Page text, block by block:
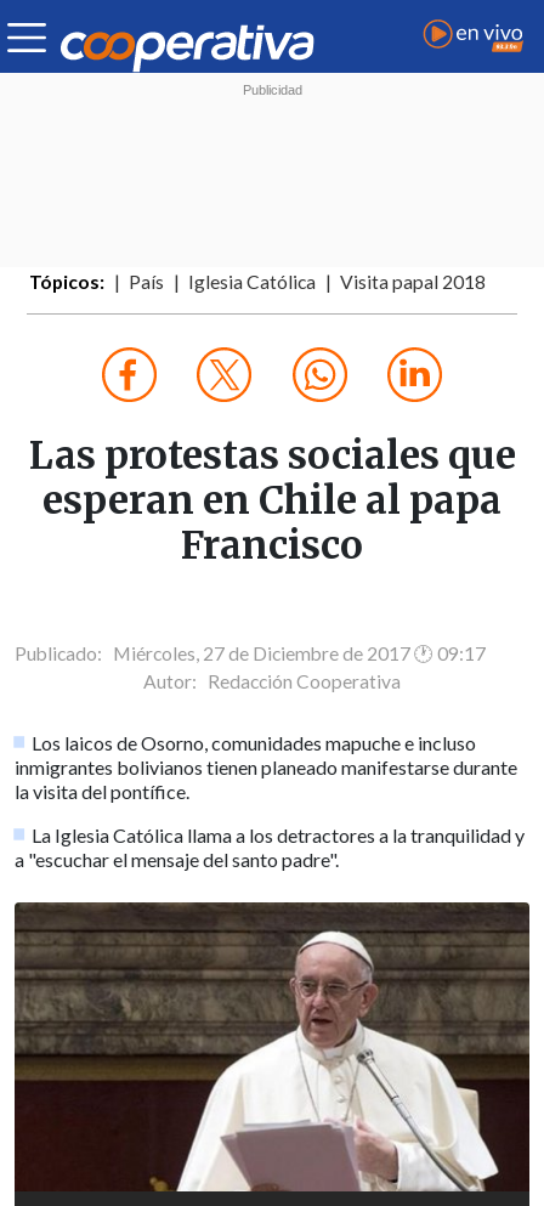
Tópicos: País Iglesia Católica Visita papal 2018
Las protestas sociales que
esperan en Chile al papa
Francisco
Publicado: Miércoles, 27 de Diciembre de 2017 🕐 09:17
Autor: Redacción Cooperativa
Los laicos de Osorno, comunidades mapuche e incluso
inmigrantes bolivianos tienen planeado manifestarse durante
la visita del pontífice.
La Iglesia Católica llama a los detractores a la tranquilidad y
a "escuchar el mensaje del santo padre".